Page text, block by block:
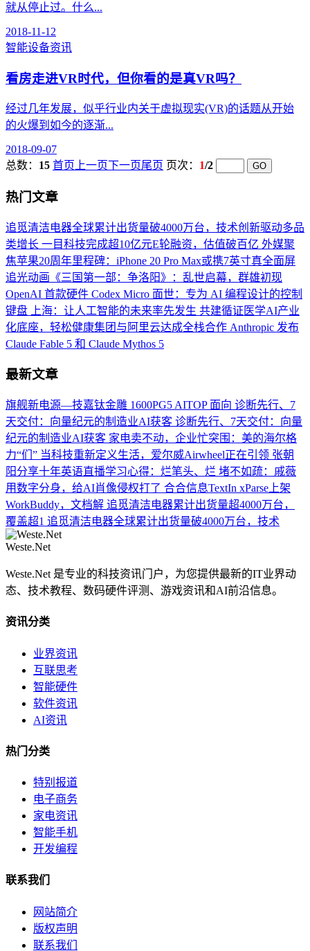
就从停止过。什么...
2018-11-12
智能设备资讯
看房走进VR时代，但你看的是真VR吗？
经过几年发展，似乎行业内关于虚拟现实(VR)的话题从开始
的火爆到如今的逐渐...
2018-09-07
总数： 15 首页 上一页下一页尾页 页次： 1/2
热门文章
追觅清洁电器全球累计出货量破4000万台，技术创新驱动多品
类增长 一目科技完成超10亿元E轮融资，估值破百亿 外媒聚
焦苹果20周年里程碑：iPhone 20 Pro Max或携7英寸真全面屏
追光动画《三国第一部：争洛阳》：乱世启幕，群雄初现
OpenAI 首款硬件 Codex Micro 面世：专为 AI 编程设计的控制
键盘
上海：让人工智能的未来率先发生 共建循证医学AI产业
化底座，轻松健康集团与阿里云达成全栈合作 Anthropic 发布
Claude Fable 5 和 Claude Mythos 5
最新文章
旗舰新电源—技嘉钛金雕 1600PG5 AITOP 面向 诊断先行、7
天交付：向量纪元的制造业AI获客 诊断先行、7天交付：向量
纪元的制造业AI获客 家电卖不动，企业忙突围：美的海尔格
力“们” 当科技重新定义生活，爱尔威Airwheel正在引领 张朝
阳分享十年英语直播学习心得：烂笔头、烂 堵不如疏：戚薇
用数字分身，给AI肖像侵权打了 合合信息TextIn xParse上架
WorkBuddy，文档解 追觅清洁电器累计出货量超4000万台，
覆盖超1 追觅清洁电器全球累计出货量破4000万台，技术
Weste.Net
Weste.Net 是专业的科技资讯门户，为您提供最新的IT业界动
态、技术教程、数码硬件评测、游戏资讯和AI前沿信息。
资讯分类
业界资讯
互联思考
智能硬件
软件资讯
AI资讯
热门分类
特别报道
电子商务
家电资讯
智能手机
开发编程
联系我们
网站简介
版权声明
联系我们